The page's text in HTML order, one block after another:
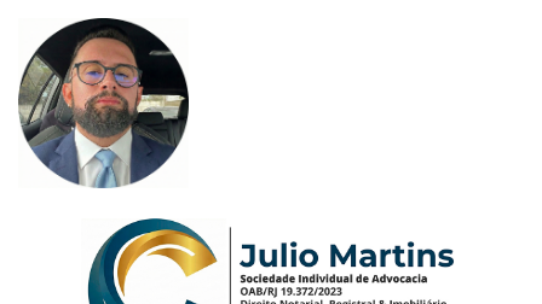
para
conteúdo
principal